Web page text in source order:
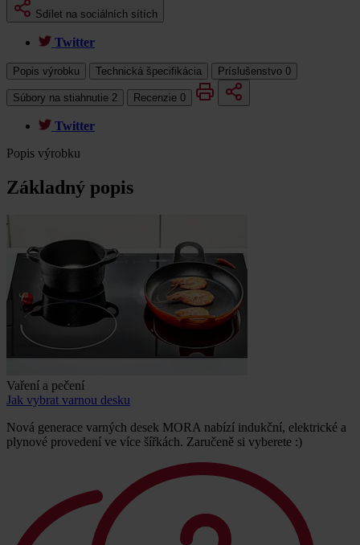
Sdílet na sociálních sítích
Twitter
Popis výrobku Technická špecifikácia Príslušenstvo 0
Súbory na stiahnutie 2 Recenzie 0
Twitter
Popis výrobku
Základný popis
Vaření a pečení
Jak vybrat varnou desku
Nová generace varných desek MORA nabízí indukční, elektrické a
plynové provedení ve více šířkách. Zaručeně si vyberete :)